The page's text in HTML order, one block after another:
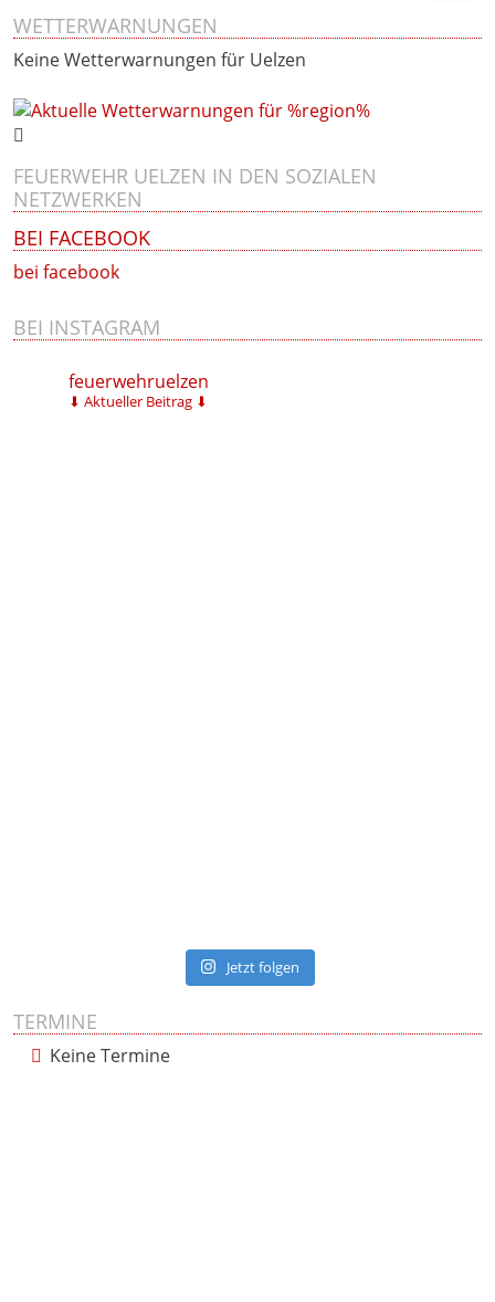
WETTERWARNUNGEN
Keine Wetterwarnungen für Uelzen
FEUERWEHR UELZEN IN DEN SOZIALEN
NETZWERKEN
BEI FACEBOOK
bei facebook
BEI INSTAGRAM
feuerwehruelzen
⬇ Aktueller Beitrag ⬇
Jetzt folgen
TERMINE
Keine Termine